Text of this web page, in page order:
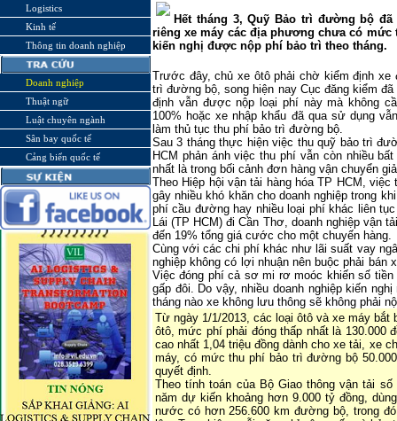
Logistics
Kinh tế
Thông tin doanh nghiệp
Doanh nghiệp
Thuật ngữ
Luật chuyên ngành
Sân bay quốc tế
Cảng biển quốc tế
Hết tháng 3, Quỹ Bảo trì đường bộ
riêng xe máy các địa phương chưa có mức
kiến nghị được nộp phí bảo trì theo tháng.
Trước đây, chủ xe ôtô phải chờ kiểm định
trì đường bộ, song hiện nay Cục đăng kiểm
định vẫn được nộp loại phí này mà không
100% hoặc xe nhập khẩu đã qua sử dụng
làm thủ tục thu phí bảo trì đường bộ.
Sau 3 tháng thực hiện việc thu quỹ bảo trì
HCM phản ánh việc thu phí vẫn còn nhiều
nhất là trong bối cảnh đơn hàng vận chuyển
Theo Hiệp hội vận tải hàng hóa TP HCM,
gây nhiều khó khăn cho doanh nghiệp trong
phí cầu đường hay nhiều loại phí khác liên
Lái (TP HCM) đi Cần Thơ, doanh nghiệp vận
đến 19% tổng giá cước cho một chuyến hàng.
Cùng với các chi phí khác như lãi suất vay
nghiệp không có lợi nhuận nên buộc phải
Việc đóng phí cả sơ mi rơ moóc khiến số
gấp đôi. Do vậy, nhiều doanh nghiệp kiến
tháng nào xe không lưu thông sẽ không phải
Từ ngày 1/1/2013, các loại ôtô và xe máy
ôtô, mức phí phải đóng thấp nhất là 130.000
cao nhất 1,04 triệu đồng dành cho xe tải, xe
máy, có mức thu phí bảo trì đường bộ
quyết định.
Theo tính toán của Bộ Giao thông vận tải
năm dự kiến khoảng hơn 9.000 tỷ đồng,
nước có hơn 256.600 km đường bộ, trong